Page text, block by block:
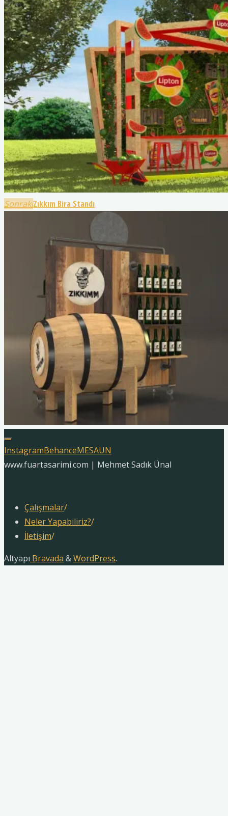
SonrakiZıkkım Bira Standı
InstagramBehanceMESAUN
www.fuartasarimi.com | Mehmet Sadık Ünal
Çalışmalar/
Neler Yapabiliriz?/
İletişim/
Altyapı Bravada &WordPress.